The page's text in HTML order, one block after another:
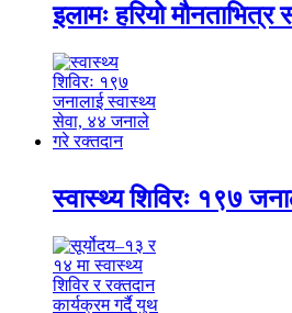
इलामः हरियो
स्वास्थ्य शिविरः १९७